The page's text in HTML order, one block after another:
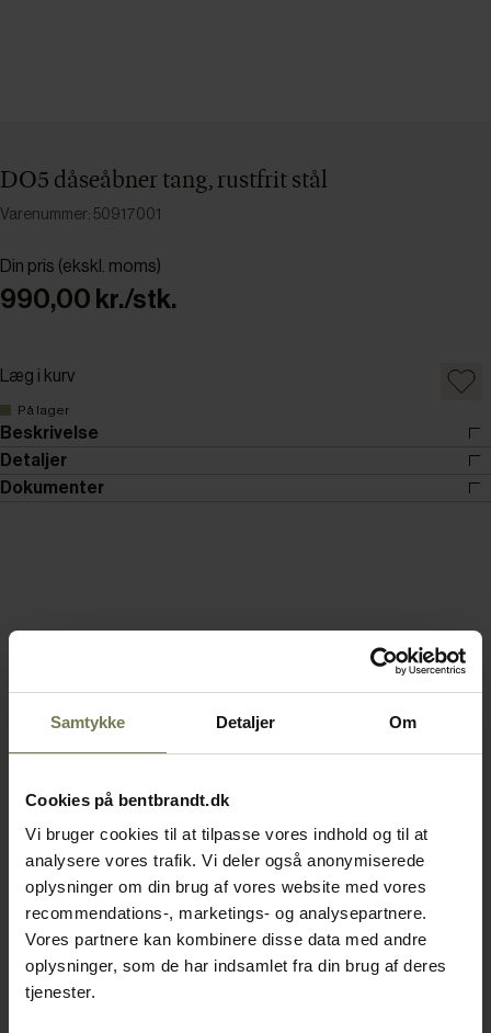
Samtykke Detaljer Om
Cookies på bentbrandt.dk
Vi bruger cookies til at tilpasse vores indhold og til at
analysere vores trafik. Vi deler også anonymiserede
oplysninger om din brug af vores website med vores
recommendations-, marketings- og analysepartnere.
Vores partnere kan kombinere disse data med andre
oplysninger, som de har indsamlet fra din brug af deres
tjenester.
DO5 dåseåbner tang, rustfrit stål
Varenummer: 50917001
Din pris (ekskl. moms)
990,00 kr./stk.
Læg i kurv
På lager
Beskrivelse
Detaljer
Dokumenter